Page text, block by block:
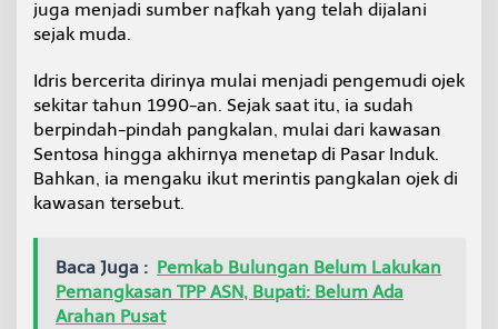
T
n
o
r
t
O
n
l
juga menjadi sumber nafkah yang telah dijalani
sejak muda.
Idris bercerita dirinya mulai menjadi pengemudi ojek
sekitar tahun 1990-an. Sejak saat itu, ia sudah
berpindah-pindah pangkalan, mulai dari kawasan
Sentosa hingga akhirnya menetap di Pasar Induk.
Bahkan, ia mengaku ikut merintis pangkalan ojek di
kawasan tersebut.
Baca Juga : Pemkab Bulungan Belum Lakukan
Pemangkasan TPP ASN, Bupati: Belum Ada
Arahan Pusat